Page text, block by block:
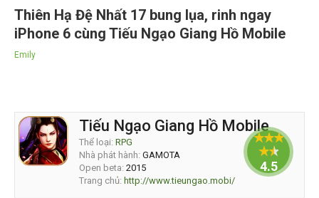
Thiên Hạ Đệ Nhất 17 bung lụa, rinh ngay
iPhone 6 cùng Tiếu Ngạo Giang Hồ Mobile
Emily
Tiếu Ngạo Giang Hồ Mobile
Thể loại: RPG
Nhà phát hành: GAMOTA
Open beta: 2015
Trang chủ: http://www.tieungao.mobi/
4.5